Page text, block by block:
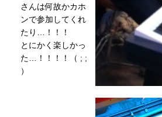
さんは何故かカホ
ンで参加してくれ
たり…！！！
とにかく楽しかっ
た…！！！！（ ; ;
）